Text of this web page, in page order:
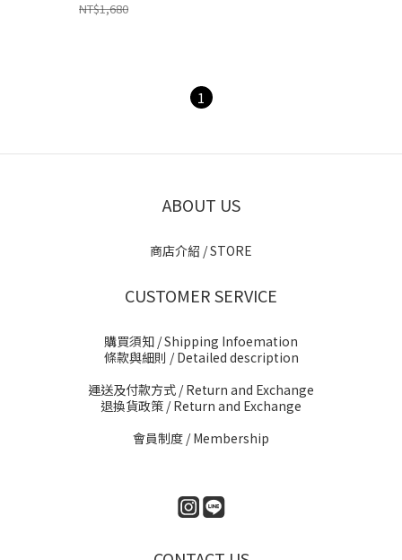
NT$1,680
1
ABOUT US
商店介紹 / STORE
CUSTOMER SERVICE
購買須知 / Shipping Infoemation
條款與細則 / Detailed description
運送及付款方式 / Return and Exchange
退換貨政策 / Return and Exchange
會員制度 / Membership